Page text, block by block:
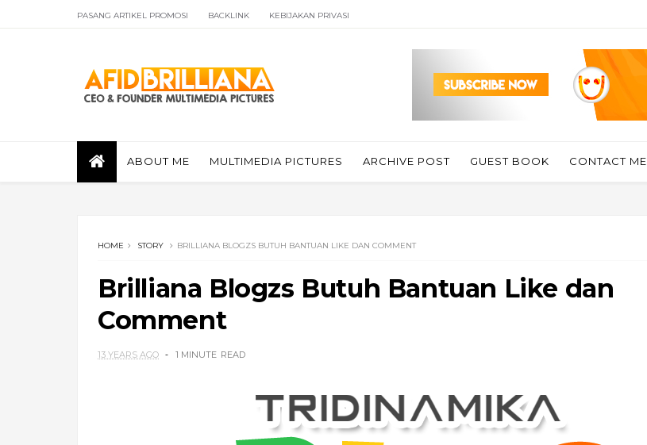
PASANG ARTIKEL PROMOSI BACKLINK KEBIJAKAN PRIVASI
ABOUT ME MULTIMEDIA PICTURES ARCHIVE POST GUEST BOOK CONTACT ME
HOME STORY BRILLIANA BLOGZS BUTUH BANTUAN LIKE DAN COMMENT
Brilliana Blogzs Butuh Bantuan Like dan
Comment
13 YEARS AGO 1 MINUTE READ